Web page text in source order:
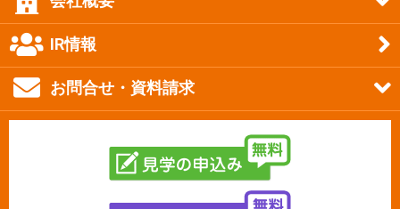
IR情報
お問合せ・資料請求